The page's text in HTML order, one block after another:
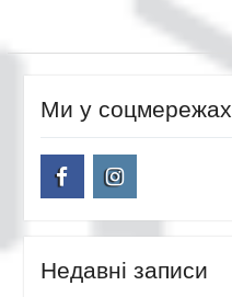
Ми у соцмережах
Недавні записи